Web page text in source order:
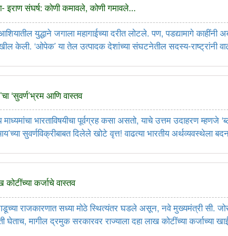
इराण संघर्ष: कोणी कमावले, कोणी गमावले...
युद्धाने जगाला महागाईच्या दरीत लोटले. पण, पडद्यामागे काहींनी
केली. ‌‘ओपेक‌’ या तेल उत्पादक देशांच्या संघटनेतील सदस्य-राष्ट्रांनी
‌‘सुवर्ण‌’भ्रम आणि वास्तव
माध्यमांचा भारताविषयीचा पूर्वग्रह कसा असतो, याचे उत्तम उदाहरण म्हणजे
सुवर्णविक्रीबाबत दिलेले खोटे वृत्त! वाढत्या भारतीय अर्थव्यवस्थेला
कोटींच्या कर्जाचे वास्तव
राजकारणात सध्या मोठे स्थित्यंतर घडले असून, नवे मुख्यमंत्री सी.
घेताच, मागील द्रमुक सरकारवर राज्याला दहा लाख कोटींच्या कर्जाच्या